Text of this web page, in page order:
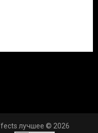
лучшее © 2026